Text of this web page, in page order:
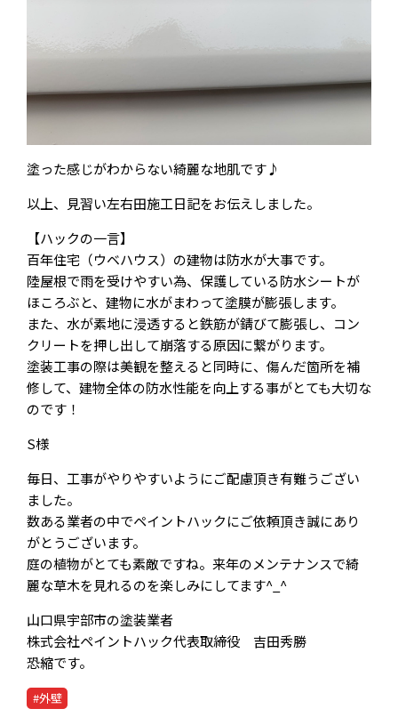
塗った感じがわからない綺麗な地肌です♪
以上、見習い左右田施工日記をお伝えしました。
【ハックの一言】
百年住宅（ウベハウス）の建物は防水が大事です。
陸屋根で雨を受けやすい為、保護している防水シートが
ほころぶと、建物に水がまわって塗膜が膨張します。
また、水が素地に浸透すると鉄筋が錆びて膨張し、コン
クリートを押し出して崩落する原因に繋がります。
塗装工事の際は美観を整えると同時に、傷んだ箇所を補
修して、建物全体の防水性能を向上する事がとても大切な
のです！
S様
毎日、工事がやりやすいようにご配慮頂き有難うござい
ました。
数ある業者の中でペイントハックにご依頼頂き誠にあり
がとうございます。
庭の植物がとても素敵ですね。来年のメンテナンスで綺
麗な草木を見れるのを楽しみにしてます^_^
山口県宇部市の塗装業者
株式会社ペイントハック代表取締役 吉田秀勝
恐縮です。
#外壁